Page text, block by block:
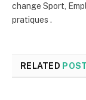
change Sport,
pratiques .
RELATED